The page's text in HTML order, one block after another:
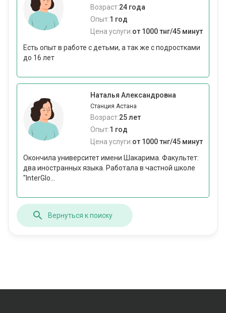
Возраст:24 года
Опыт:1 год
Цена услуги:от 1000 тнг/45 минут
Есть опыт в работе с детьми, а так же с подростками
до 16 лет
Наталья Александровна
Станция Астана
Возраст:25 лет
Опыт:1 год
Цена услуги:от 1000 тнг/45 минут
Окончила университет имени Шакарима. Факультет:
два иностранных языка. Работала в частной школе
"InterGlo...
Вернуться к поиску